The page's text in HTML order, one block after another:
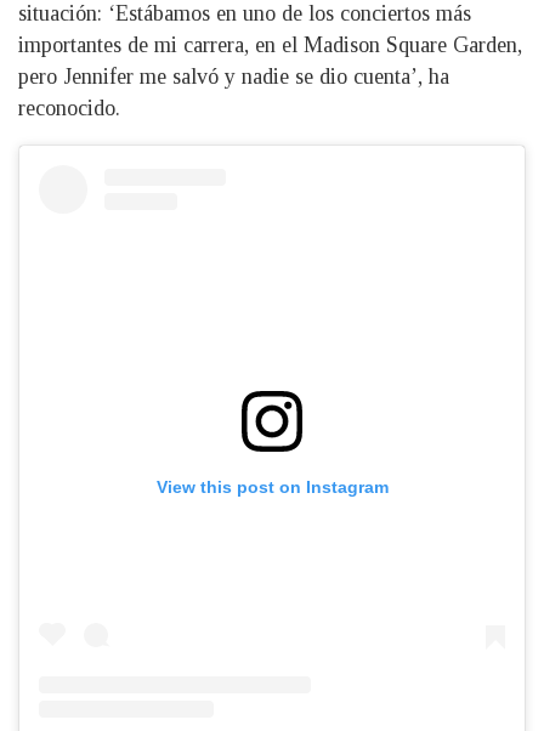
situación: ‘Estábamos en uno de los conciertos más
importantes de mi carrera, en el Madison Square Garden,
pero Jennifer me salvó y nadie se dio cuenta’, ha
reconocido.
View this post on Instagram